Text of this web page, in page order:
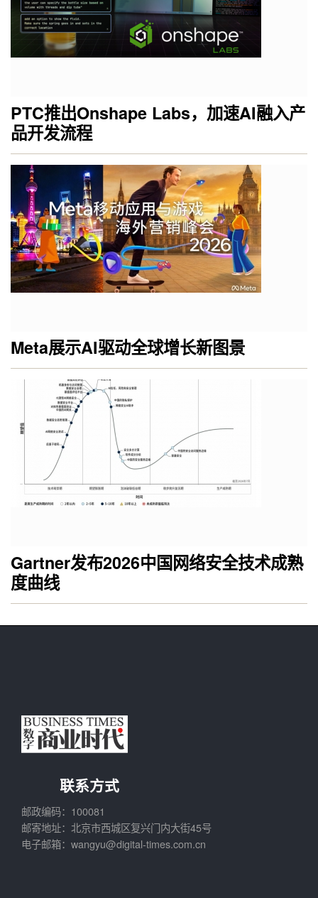
PTC推出Onshape Labs，加速AI融入产
品开发流程
Meta展示AI驱动全球增长新图景
Gartner发布2026中国网络安全技术成熟
度曲线
联系方式
邮政编码：100081
邮寄地址：北京市西城区复兴门内大街45号
电子邮箱：wangyu@digital-times.com.cn